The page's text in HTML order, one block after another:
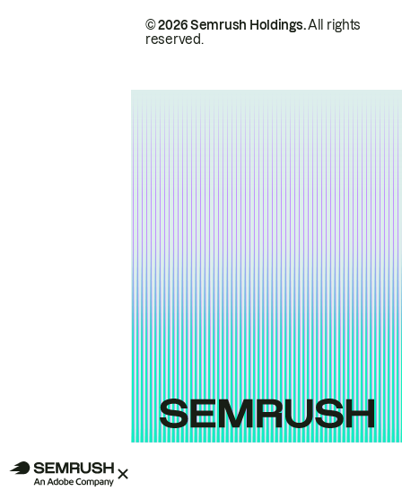
© 2026 Semrush Holdings.All rights
reserved.